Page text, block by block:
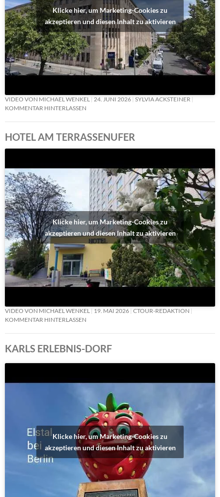
Klicke hier, um Marketing-Cookies zu
akzeptieren und diesen Inhalt zu aktivieren
VIDEO VON MICHAEL WENKEL 24. JUNI 2026 SYLVIA ACKSTEINER
KOMMENTAR HINTERLASSEN
HOTEL AM TERRASSENUFER
Klicke hier, um Marketing-Cookies zu
akzeptieren und diesen Inhalt zu aktivieren
VIDEO VON MICHAEL WENKEL 19. MAI 2026 CTOUR-REDAKTION
KOMMENTAR HINTERLASSEN
KARLS ERLEBNIS-DORF
Klicke hier, um Marketing-Cookies zu
akzeptieren und diesen Inhalt zu aktivieren